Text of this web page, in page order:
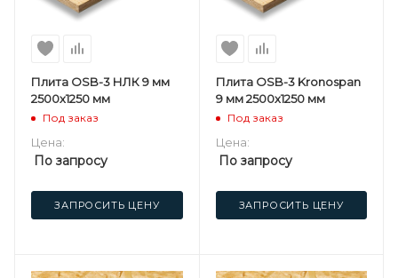
Плита OSB-3 НЛК 9 мм
2500х1250 мм
Под заказ
Цена:
По запросу
ЗАПРОСИТЬ ЦЕНУ
Плита OSB-3 Kronospan
9 мм 2500х1250 мм
Под заказ
Цена:
По запросу
ЗАПРОСИТЬ ЦЕНУ